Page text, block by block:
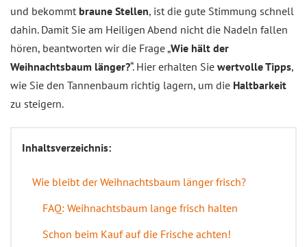
und bekommt braune Stellen, ist die gute Stimmung schnell
dahin. Damit Sie am Heiligen Abend nicht die Nadeln fallen
hören, beantworten wir die Frage „Wie hält der
Weihnachtsbaum länger?“. Hier erhalten Sie wertvolle Tipps,
wie Sie den Tannenbaum richtig lagern, um die Haltbarkeit
zu steigern.
Inhaltsverzeichnis:
Wie bleibt der Weihnachtsbaum länger frisch?
FAQ: Weihnachtsbaum lange frisch halten
Schon beim Kauf auf die Frische achten!